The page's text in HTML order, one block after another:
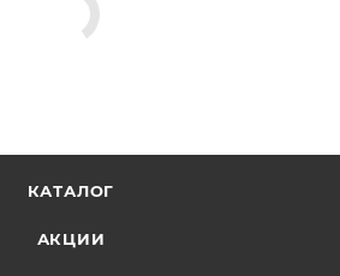
КАТАЛОГ
АКЦИИ